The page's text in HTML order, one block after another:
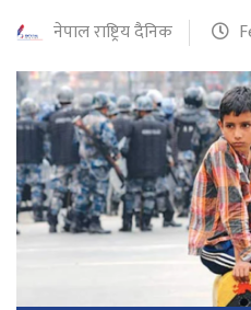
नेपाल राष्ट्रिय दैनिक